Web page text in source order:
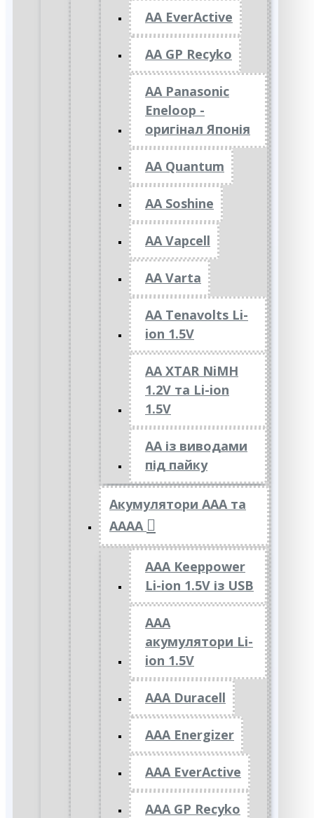
AA EverActive
AA GP Recyko
AA Panasonic
Eneloop -
оригінал Японія
AA Quantum
AA Soshine
AA Vapcell
AA Varta
AA Tenavolts Li-
ion 1.5V
AA XTAR NiMH
1.2V та Li-ion
1.5V
АА із виводами
під пайку
Акумулятори ААА та
АААА
AAA Keeppower
Li-ion 1.5V із USB
ААА
акумулятори Li-
ion 1.5V
AAA Duracell
AAA Energizer
AAA EverActive
AAA GP Recyko